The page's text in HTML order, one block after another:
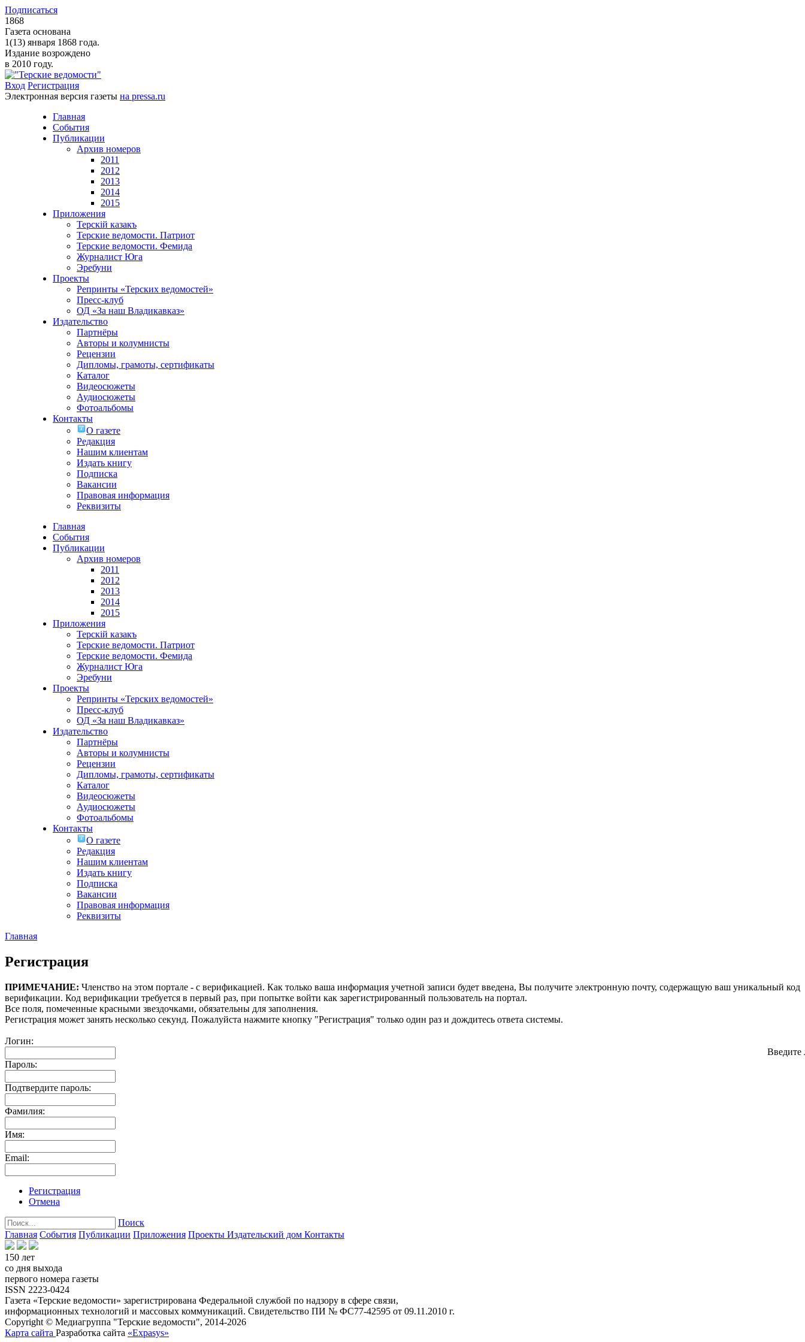
Подписаться
1868
Газета основана
1(13) января 1868 года.
Издание возрождено
в 2010 году.
Вход Регистрация
Электронная версия газеты на pressa.ru
Главная
События
Публикации
Архив номеров
2011
2012
2013
2014
2015
Приложения
Терскiй казакъ
Терские ведомости. Патриот
Терские ведомости. Фемида
Журналист Юга
Эребуни
Проекты
Репринты «Терских ведомостей»
Пресс-клуб
ОД «За наш Владикавказ»
Издательство
Партнёры
Авторы и колумнисты
Рецензии
Дипломы, грамоты, сертификаты
Каталог
Видеосюжеты
Аудиосюжеты
Фотоальбомы
Контакты
О газете
Редакция
Нашим клиентам
Издать книгу
Подписка
Вакансии
Правовая информация
Реквизиты
Главная
События
Публикации
Архив номеров
2011
2012
2013
2014
2015
Приложения
Терскiй казакъ
Терские ведомости. Патриот
Терские ведомости. Фемида
Журналист Юга
Эребуни
Проекты
Репринты «Терских ведомостей»
Пресс-клуб
ОД «За наш Владикавказ»
Издательство
Партнёры
Авторы и колумнисты
Рецензии
Дипломы, грамоты, сертификаты
Каталог
Видеосюжеты
Аудиосюжеты
Фотоальбомы
Контакты
О газете
Редакция
Нашим клиентам
Издать книгу
Подписка
Вакансии
Правовая информация
Реквизиты
Главная
Регистрация
ПРИМЕЧАНИЕ: Членство на этом портале - с верификацией. Как только ваша информация учетной записи будет введена, Вы получите электронную почту, содержащую ваш уникальный код
верификации. Код верификации требуется в первый раз, при попытке войти как зарегистрированный пользователь на портал.
Все поля, помеченные красными звездочками, обязательны для заполнения.
Регистрация может занять несколько секунд. Пожалуйста нажмите кнопку "Регистрация" только один раз и дождитесь ответа системы.
Логин:
Введите
Пароль:
Подтвердите пароль:
Фамилия:
Имя:
Email:
Регистрация
Отмена
Поиск
Главная События Публикации Приложения Проекты Издательский дом Контакты
150 лет
со дня выхода
первого номера газеты
ISSN 2223-0424
Газета «Терские ведомости» зарегистрирована Федеральной службой по надзору в сфере связи,
информационных технологий и массовых коммуникаций. Свидетельство ПИ № ФС77-42595 от 09.11.2010 г.
Copyright © Медиагруппа "Терские ведомости", 2014-2026
Карта сайта Разработка сайта «Expasys»